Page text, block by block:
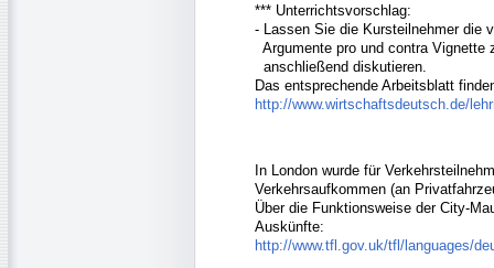
*** Unterrichtsvorschlag:
- Lassen Sie die Kursteilnehmer die
Argumente pro und contra Vignette
anschließend diskutieren.
Das entsprechende Arbeitsblatt
http://www.wirtschaftsdeutsch.de/
In London wurde für
Verkehrsaufkommen (an
Über die Funktionsweise der City-
Auskünfte:
http://www.tfl.gov.uk/tfl/languages/